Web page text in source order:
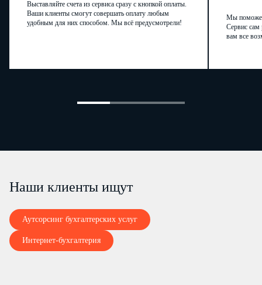
Выставляйте счета из сервиса сразу с кнопкой оплаты.
Ваши клиенты смогут совершать оплату любым
удобным для них способом. Мы всё предусмотрели!
Мы
Сервис сам
вам все
Наши клиенты ищут
Аутсорсинг бухгалтерских услуг
Интернет-бухгалтерия